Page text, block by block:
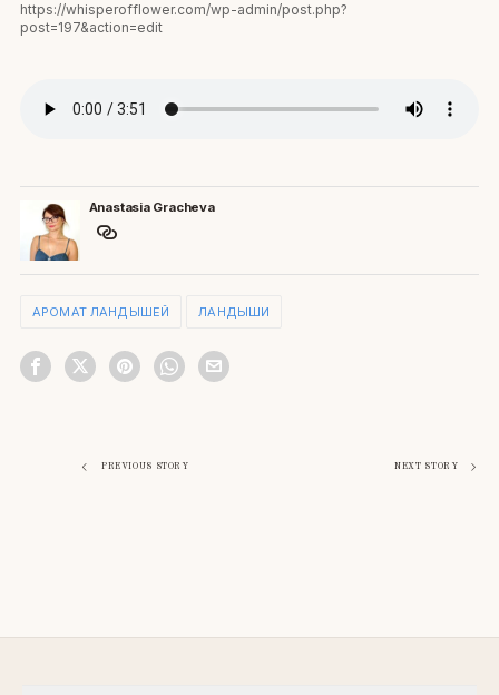
https://whisperofflower.com/wp-admin/post.php?
post=197&action=edit
Anastasia Gracheva
АРОМАТ ЛАНДЫШЕЙ ЛАНДЫШИ
PREVIOUS STORY NEXT STORY